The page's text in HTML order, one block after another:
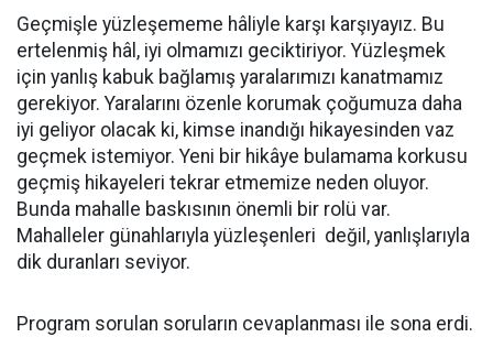
Geçmişle yüzleşememe hâliyle karşı karşıyayız. Bu
ertelenmiş hâl, iyi olmamızı geciktiriyor. Yüzleşmek
için yanlış kabuk bağlamış yaralarımızı kanatmamız
gerekiyor. Yaralarını özenle korumak çoğumuza daha
iyi geliyor olacak ki, kimse inandığı hikayesinden vaz
geçmek istemiyor. Yeni bir hikâye bulamama korkusu
geçmiş hikayeleri tekrar etmemize neden oluyor.
Bunda mahalle baskısının önemli bir rolü var.
Mahalleler günahlarıyla yüzleşenleri değil, yanlışlarıyla
dik duranları seviyor.
Program sorulan soruların cevaplanması ile sona erdi.